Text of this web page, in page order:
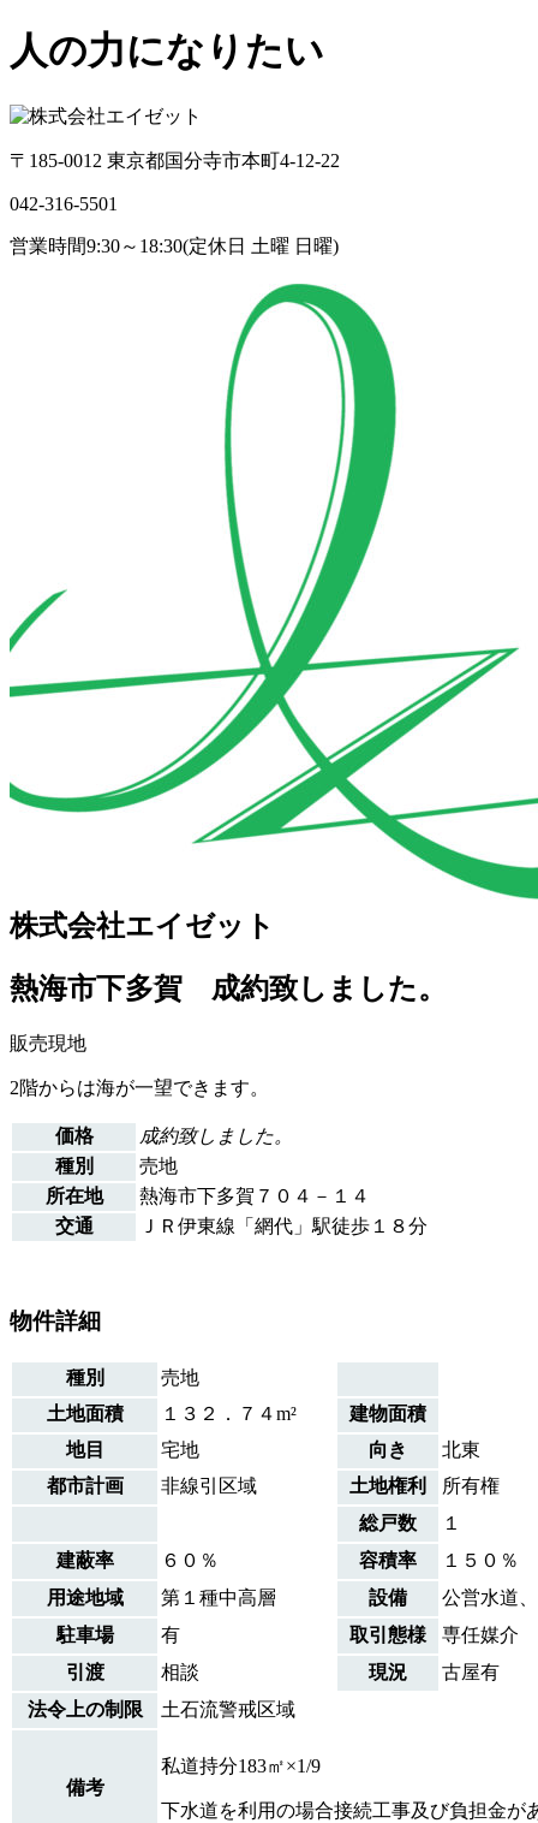
人の力になりたい
〒185-0012 東京都国分寺市本町4-12-22
042-316-5501
営業時間9:30～18:30(定休日 土曜 日曜)
株式会社エイゼット
熱海市下多賀 成約致しました。
販売現地
2階からは海が一望できます。
価格
成約致しました。
種別
売地
所在地
熱海市下多賀７０４－１４
交通
ＪＲ伊東線「網代」駅徒歩１８分
物件詳細
種別
売地
土地面積
１３２．７４m²
建物面積
地目
宅地 向き
北東
都市計画
非線引区域 土地権利
所有権
総戸数
１
建蔽率
６０％ 容積率
１５０％
用途地域
第１種中高層 設備
公営水道
駐車場
有 取引態様
専任媒介
引渡
相談 現況
古屋有
法令上の制限
土石流警戒区域
備考
私道持分183㎡×1/9
下水道を利用の場合接続工事及び負担金が